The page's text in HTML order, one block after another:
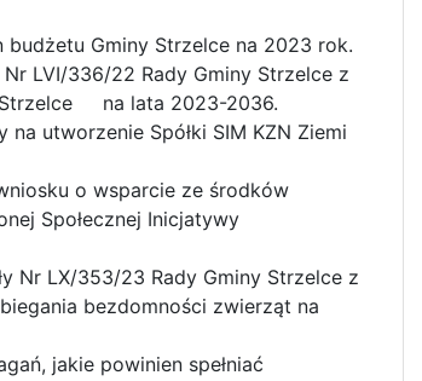
Gminy Strzelce na 2023 rok.
LVI/336/22 Rady Gminy Strzelce z
Strzelce na lata 2023-2036.
utworzenie Spółki SIM KZN Ziemi
o wsparcie ze środków
Społecznej Inicjatywy
Nr LX/353/23 Rady Gminy Strzelce z
bezdomności zwierząt na
jakie powinien spełniać